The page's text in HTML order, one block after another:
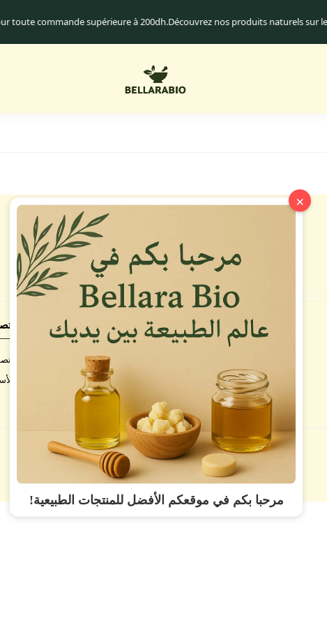
×
مرحبا بكم في موقعكم الأفضل للمنتجات الطبيعية!
toute commande supérieure à 200dh.Découvrez nos produits naturels
الشروط والسياسات
سياسة الاستبدال والاسترجاع
سياسة الخصوصية